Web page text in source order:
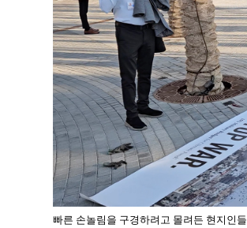
빠른 손놀림을 구경하려고 몰려든 현지인들.